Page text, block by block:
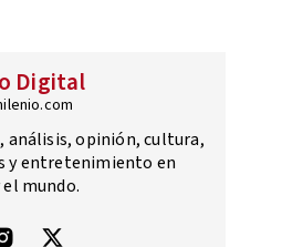
Digital
análisis, opinión, cultura,
y entretenimiento en
el mundo.